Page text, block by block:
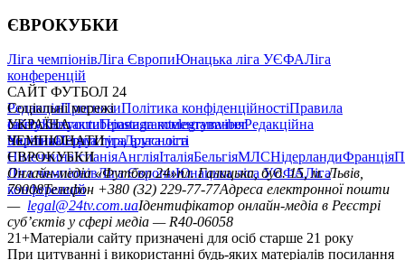
ЄВРОКУБКИ
Ліга чемпіонівЛіга ЄвропиЮнацька ліга УЄФАЛіга
конференцій
САЙТ ФУТБОЛ 24
РедакціяПрогнозиПолітика конфіденційностіПравила
сайтуКонтактиПравила коментуванняРедакційна
політикаСтруктура власності
Соціальні мережі
facebookxyoutubeinstagramtelegramviber
УКРАЇНА
УкраїнаПерша лігаДруга ліга
ЧЕМПІОНАТИ
НімеччинаІспаніяАнгліяІталіяБельгіяМЛСНідерландиФранція
ЄВРОКУБКИ
Ліга чемпіонівЛіга ЄвропиЮнацька ліга УЄФАЛіга
конференцій
Онлайн-медіа «Футбол 24»пл. Галицька, буд. 15, м. Львів,
79008Телефон +380 (32) 229-77-77Адреса електронної пошти
— legal@24tv.com.uaІдентифікатор онлайн-медіа в Реєстрі
суб’єктів у сфері медіа — R40-06058
21+Матеріали сайту призначені для осіб старше 21 року
При цитуванні і використанні будь-яких матеріалів посилання